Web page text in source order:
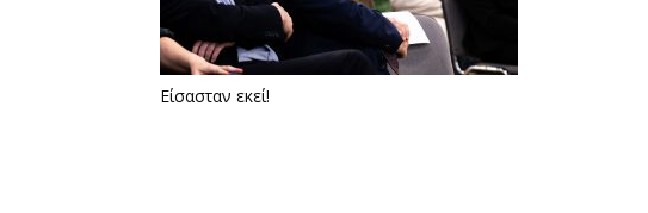
Είσασταν εκεί!